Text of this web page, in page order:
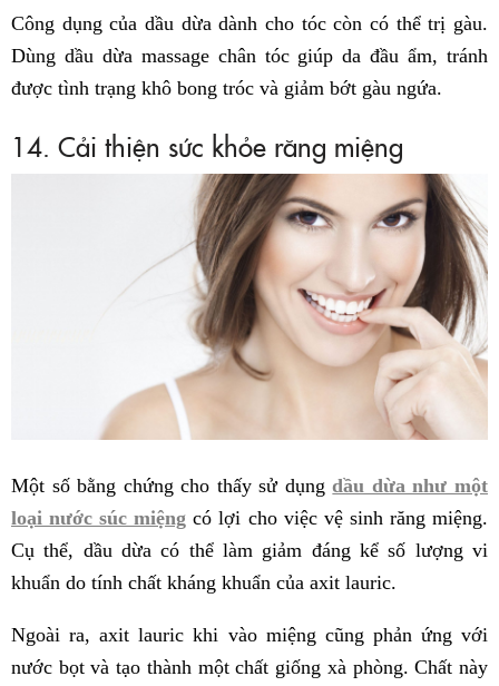
Công dụng của dầu dừa dành cho tóc còn có thể trị gàu.
Dùng dầu dừa massage chân tóc giúp da đầu ẩm, tránh
được tình trạng khô bong tróc và giảm bớt gàu ngứa.
14. Cải thiện sức khỏe răng miệng
Một số bằng chứng cho thấy sử dụng dầu dừa như một
loại nước súc miệng có lợi cho việc vệ sinh răng miệng.
Cụ thể, dầu dừa có thể làm giảm đáng kể số lượng vi
khuẩn do tính chất kháng khuẩn của axit lauric.
Ngoài ra, axit lauric khi vào miệng cũng phản ứng với
nước bọt và tạo thành một chất giống xà phòng. Chất này